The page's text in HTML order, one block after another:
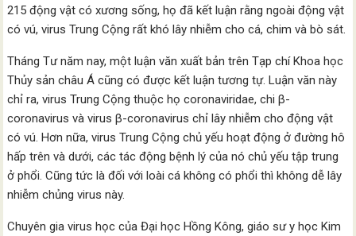
215 động vật có xương sống, họ đã kết luận rằng ngoài động vật
có vú, virus Trung Cộng rất khó lây nhiễm cho cá, chim và bò sát.
Tháng Tư năm nay, một luận văn xuất bản trên Tạp chí Khoa học
Thủy sản châu Á cũng có được kết luận tương tự. Luận văn này
chỉ ra, virus Trung Cộng thuộc họ coronaviridae, chi β-
coronavirus và virus β-coronavirus chỉ lây nhiễm cho động vật
có vú. Hơn nữa, virus Trung Cộng chủ yếu hoạt động ở đường hô
hấp trên và dưới, các tác động bệnh lý của nó chủ yếu tập trung
ở phổi. Cũng tức là đối với loài cá không có phổi thì không dễ lây
nhiễm chủng virus này.
Chuyên gia virus học của Đại học Hồng Kông, giáo sư y học Kim